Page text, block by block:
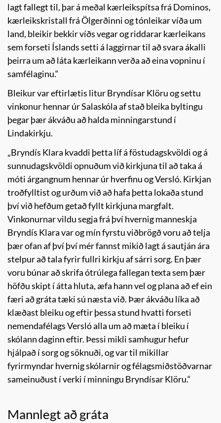
lagt fallegt til, þar á meðal kærleikspítsa frá Dominos,
kærleikskristall frá Ölgerðinni og tónleikar víða um
land, bleikir bekkir víðs vegar og riddarar kærleikans
sem forseti Íslands setti á laggirnar til að svara ákalli
þeirra um að láta kærleikann verða að eina vopninu í
samfélaginu.“
Bleikur var eftirlætis litur Bryndísar Klöru og settu
vinkonur hennar úr Salaskóla af stað bleika byltingu
þegar þær ákváðu að halda minningarstund í
Lindakirkju.
„Bryndís Klara kvaddi þetta líf á föstudagskvöldi og á
sunnudagskvöldi opnuðum við kirkjuna til að taka á
móti árgangnum hennar úr hverfinu og Versló. Kirkjan
troðfylltist og urðum við að hafa þetta lokaða stund
því við hefðum getað fyllt kirkjuna margfalt.
Vinkonurnar vildu segja frá því hvernig manneskja
Bryndís Klara var og mín fyrstu viðbrögð voru að telja
þær ofan af því því mér fannst mikið lagt á sautján ára
stelpur að tala fyrir fullri kirkju af sárri sorg. En þær
voru búnar að skrifa ótrúlega fallegan texta sem þær
höfðu skipt í átta hluta, æfa hann vel og plana að ef ein
færi að gráta tæki sú næsta við. Þær ákváðu líka að
klæðast bleiku og eftir þessa stund hvatti forseti
nemendafélags Versló alla um að mæta í bleiku í
skólann daginn eftir. Þessi mikli samhugur hefur
hjálpað í sorg og söknuði, og var til mikillar
fyrirmyndar hvernig skólarnir og félagsmiðstöðvarnar
sameinuðust í verki í minningu Bryndísar Klöru.“
Mannlegt að gráta